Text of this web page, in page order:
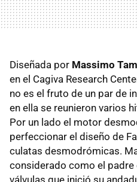
Diseñada por Massimo
en el Cagiva Research
no es el fruto de un par de
en ella se reunieron varios
Por un lado el motor
perfeccionar el diseño de
culatas desmodrómicas.
considerado como el
válvulas que inició su